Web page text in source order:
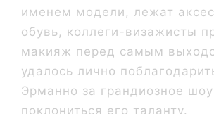
именем модели, лежат
обувь, коллеги-визажисты
макияж перед самым
удалось лично
Эрманно за грандиозное
поклониться его таланту.